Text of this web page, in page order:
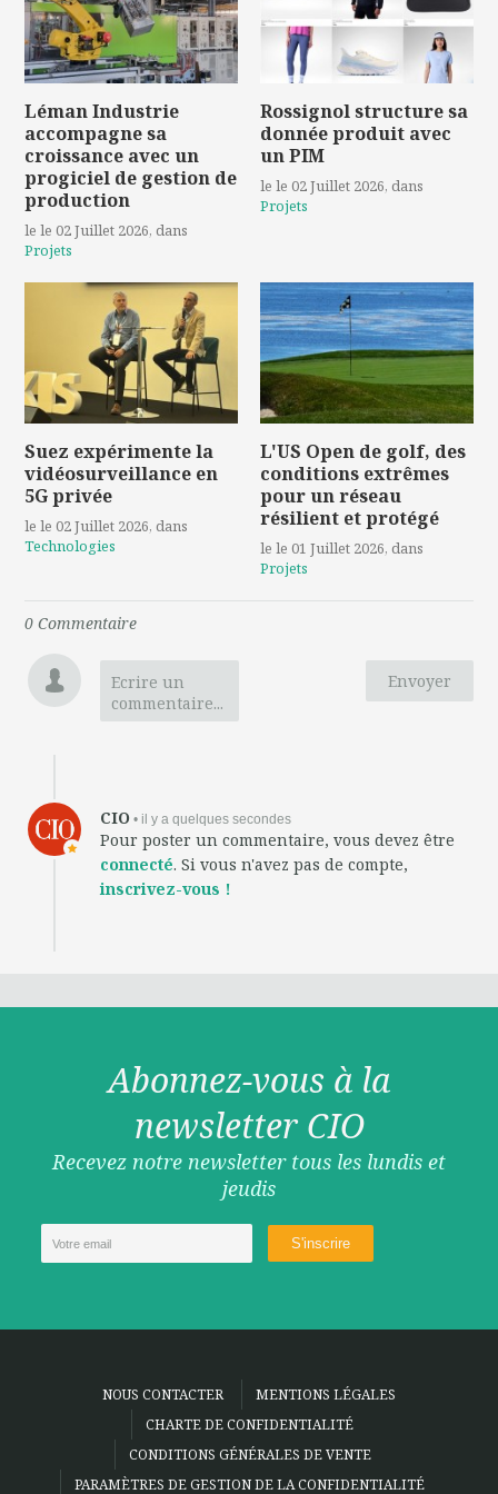
Léman Industrie
accompagne sa
croissance avec un
progiciel de gestion de
production
le le 02 Juillet 2026, dans
Projets
Rossignol structure sa
donnée produit avec
un PIM
le le 02 Juillet 2026, dans
Projets
Suez expérimente la
vidéosurveillance en
5G privée
le le 02 Juillet 2026, dans
Technologies
L'US Open de golf, des
conditions extrêmes
pour un réseau
résilient et protégé
le le 01 Juillet 2026, dans
Projets
0 Commentaire
Envoyer
Ecrire un
commentaire...
CIO • il y a quelques secondes
Pour poster un commentaire, vous devez être
connecté. Si vous n'avez pas de compte,
inscrivez-vous !
Abonnez-vous à la
newsletter CIO
Recevez notre newsletter tous les lundis et
jeudis
NOUS CONTACTER
MENTIONS LÉGALES
CHARTE DE CONFIDENTIALITÉ
CONDITIONS GÉNÉRALES DE VENTE
PARAMÈTRES DE GESTION DE LA CONFIDENTIALITÉ